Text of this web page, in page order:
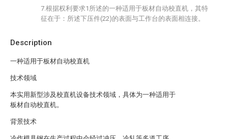
Description
一种适用于板材自动校直机
技术领域
本实用新型涉及校直机设备技术领域，具体为一种适用于
板材自动校直机。
背景技术
7.根据权利要求1所述的一种适用于板材自动校直机，其特
征在于：所述下压件(22)的表面与工作台的表面相连接。